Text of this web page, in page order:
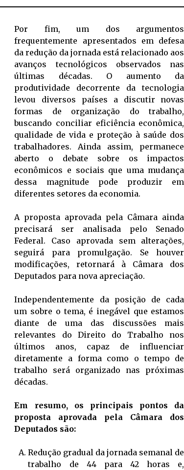
Por fim, um dos argumentos
frequentemente apresentados em defesa
da redução da jornada está relacionado aos
avanços tecnológicos observados nas
últimas décadas. O aumento da
produtividade decorrente da tecnologia
levou diversos países a discutir novas
formas de organização do trabalho,
buscando conciliar eficiência econômica,
qualidade de vida e proteção à saúde dos
trabalhadores. Ainda assim, permanece
aberto o debate sobre os impactos
econômicos e sociais que uma mudança
dessa magnitude pode produzir em
diferentes setores da economia.
A proposta aprovada pela Câmara ainda
precisará ser analisada pelo Senado
Federal. Caso aprovada sem alterações,
seguirá para promulgação. Se houver
modificações, retornará à Câmara dos
Deputados para nova apreciação.
Independentemente da posição de cada
um sobre o tema, é inegável que estamos
diante de uma das discussões mais
relevantes do Direito do Trabalho nos
últimos anos, capaz de influenciar
diretamente a forma como o tempo de
trabalho será organizado nas próximas
décadas.
Em resumo, os principais pontos da
proposta aprovada pela Câmara dos
Deputados são:
Redução gradual da jornada semanal de
trabalho de 44 para 42 horas e,